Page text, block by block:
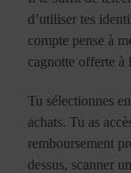
d’utiliser tes
compte pense à
cagnotte offerte à
Tu sélectionnes
achats. Tu as
remboursement
dessus, scanner